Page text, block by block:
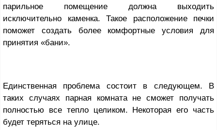
парильное помещение должна выходить
исключительно каменка. Такое расположение печки
поможет создать более комфортные условия для
принятия «бани».
Единственная проблема состоит в следующем. В
таких случаях парная комната не сможет получать
полностью все тепло целиком. Некоторая его часть
будет теряться на улице.